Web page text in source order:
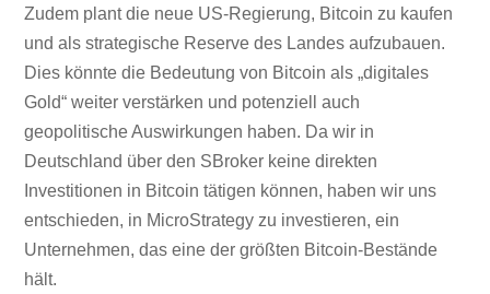
Zudem plant die neue US-Regierung, Bitcoin zu kaufen
und als strategische Reserve des Landes aufzubauen.
Dies könnte die Bedeutung von Bitcoin als „digitales
Gold“ weiter verstärken und potenziell auch
geopolitische Auswirkungen haben. Da wir in
Deutschland über den SBroker keine direkten
Investitionen in Bitcoin tätigen können, haben wir uns
entschieden, in MicroStrategy zu investieren, ein
Unternehmen, das eine der größten Bitcoin-Bestände
hält.